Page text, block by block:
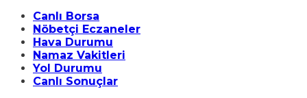
Canlı Borsa
Nöbetçi Eczaneler
Hava Durumu
Namaz Vakitleri
Yol Durumu
Canlı Sonuçlar